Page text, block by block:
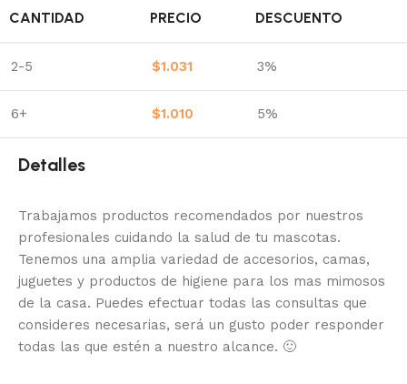
CANTIDAD PRECIO DESCUENTO
2-5 $1.031 3%
6+ $1.010 5%
Detalles
Trabajamos productos recomendados por nuestros
profesionales cuidando la salud de tu mascotas.
Tenemos una amplia variedad de accesorios, camas,
juguetes y productos de higiene para los mas mimosos
de la casa. Puedes efectuar todas las consultas que
consideres necesarias, será un gusto poder responder
todas las que estén a nuestro alcance. 🙂